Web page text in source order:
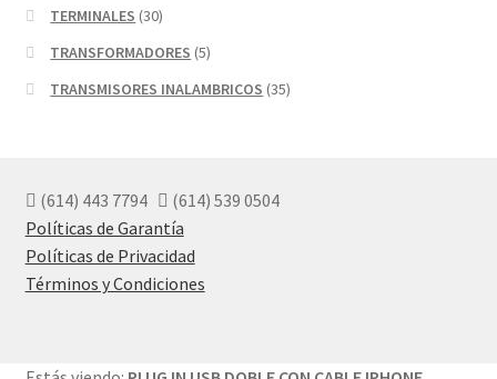
TERMINALES (30)
TRANSFORMADORES (5)
TRANSMISORES INALAMBRICOS (35)
(614) 443 7794
(614) 539 0504
Políticas de Garantía
Políticas de Privacidad
Términos y Condiciones